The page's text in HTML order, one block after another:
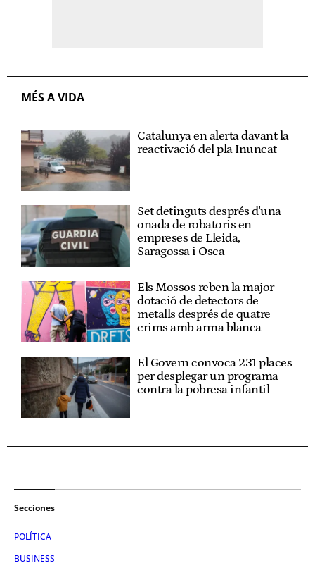
MÉS A VIDA
Catalunya en alerta davant la
reactivació del pla Inuncat
Set detinguts després d'una
onada de robatoris en
empreses de Lleida,
Saragossa i Osca
Els Mossos reben la major
dotació de detectors de
metalls després de quatre
crims amb arma blanca
El Govern convoca 231 places
per desplegar un programa
contra la pobresa infantil
Secciones
POLÍTICA
BUSINESS